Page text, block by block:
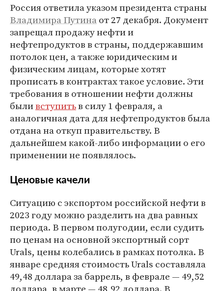
Россия ответила указом президента страны
Владимира Путинаот 27 декабря. Документ
запрещал продажу нефти и
нефтепродуктов в страны, поддержавшим
потолок цен, а также юридическим и
физическим лицам, которые хотят
прописать в контрактах такое условие. Эти
требования в отношении нефти должны
быливступитьв силу 1 февраля, а
аналогичная дата для нефтепродуктов была
отдана на откуп правительству. В
дальнейшем какой-либо информации о его
применении не появлялось.
Ценовые качели
Ситуацию с экспортом российской нефти в
2023 году можно разделить на два равных
периода. В первом полугодии, если судить
по ценам на основной экспортный сорт
Urals, цены колебались в рамках потолка. В
январе средняя стоимость Urals составляла
49,48 доллара за баррель, в феврале — 49,52
доллара, в марте — 48,92 доллара. В